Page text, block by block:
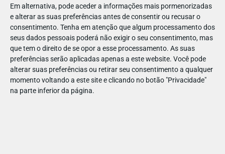
Em alternativa, pode aceder a informações mais pormenorizadas
e alterar as suas preferências antes de consentir ou recusar o
consentimento. Tenha em atenção que algum processamento dos
seus dados pessoais poderá não exigir o seu consentimento, mas
que tem o direito de se opor a esse processamento. As suas
preferências serão aplicadas apenas a este website. Você pode
alterar suas preferências ou retirar seu consentimento a qualquer
momento voltando a este site e clicando no botão "Privacidade"
na parte inferior da página.